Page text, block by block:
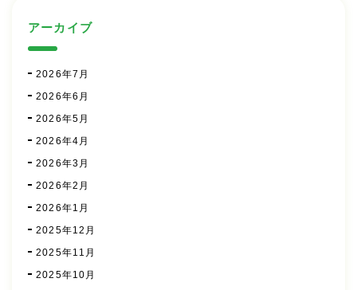
アーカイブ
2026年7月
2026年6月
2026年5月
2026年4月
2026年3月
2026年2月
2026年1月
2025年12月
2025年11月
2025年10月